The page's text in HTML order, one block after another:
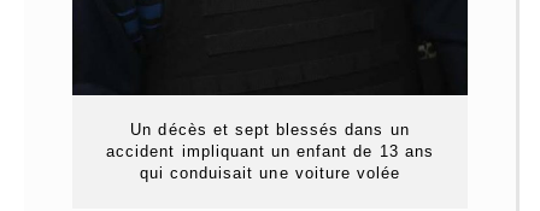
Un décès et sept blessés dans un
accident impliquant un enfant de 13 ans
qui conduisait une voiture volée